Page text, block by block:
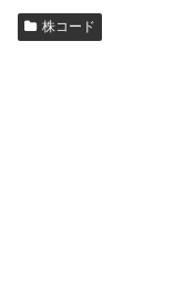
株コード